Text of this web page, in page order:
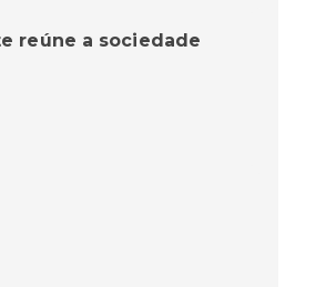
reúne a sociedade